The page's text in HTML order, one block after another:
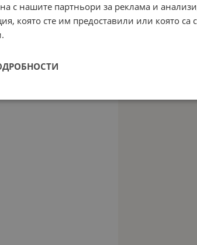
с нашите партньори за реклама и
която сте им предоставили или която са